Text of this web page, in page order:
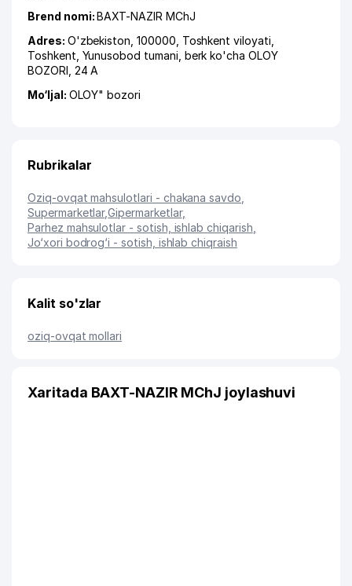
Brend nomi:BAXT-NAZIR MChJ
Adres: O'zbekiston, 100000, Toshkent viloyati
Toshkent Yunusobod tumani berk ko'cha OLOY
BOZORI , 24 А
Mo‘ljal: OLOY" bozori
Rubrikalar
Oziq-ovqat mahsulotlari - chakana savdo
Supermarketlar,Gipermarketlar,
Parhez mahsulotlar - sotish, ishlab chiqarish
Jo‘xori bodrog‘i - sotish, ishlab chiqraish
Kalit so'zlar
oziq-ovqat mollari
Xaritada BAXT-NAZIR MChJ joylashuvi